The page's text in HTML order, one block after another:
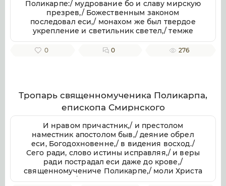
Поликарпе:/ мудрование бо и славу мирскую
презрев,/ Божественным законом
последовал еси,/ монахом же был твердое
укрепление и светильник светел,/ темже
восхваляюще честную память твою, зовем
ти:/ моли Христа спасти и просветити души
0 0 276
Тропарь священномученика Поликарпа,
епископа Смирнского
И нравом причастник,/ и престолом
наместник апостолом быв,/ деяние обрел
еси, Богодохновенне,/ в видения восход./
Сего ради, слово истины исправляя,/ и веры
ради пострадал еси даже до крове,/
священномучениче Поликарпе,/ моли Христа
Бога,/ спастися душам нашим.